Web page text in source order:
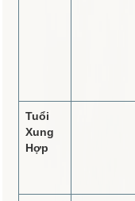
Tuổi
Xung
Hợp